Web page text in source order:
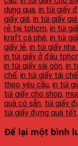
dung qua, in túi giấy
giấy giá, in túi giấy
rẻ tại tphcm, in túi
kraft cà phê, in túi
giấy lẻ, in túi giấy
in túi giấy ở đâu
in túi giấy sài gòn, in
chế, in túi giấy tái
theo yêu cầu, in túi
túi giấy cho shop,
quà có sẵn, túi giấy
túi giấy đựng quà tết,
Để lại một bình